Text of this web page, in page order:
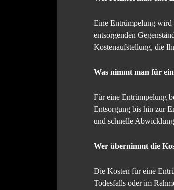
Eine Entrümpelung wird
entsorgenden
Kostenaufstellung, die
Was nimmt man für
Für eine Entrümpelung
Entsorgung bis hin zur
und schnelle
Wer übernimmt die
Die Kosten für eine
Todesfalls oder im